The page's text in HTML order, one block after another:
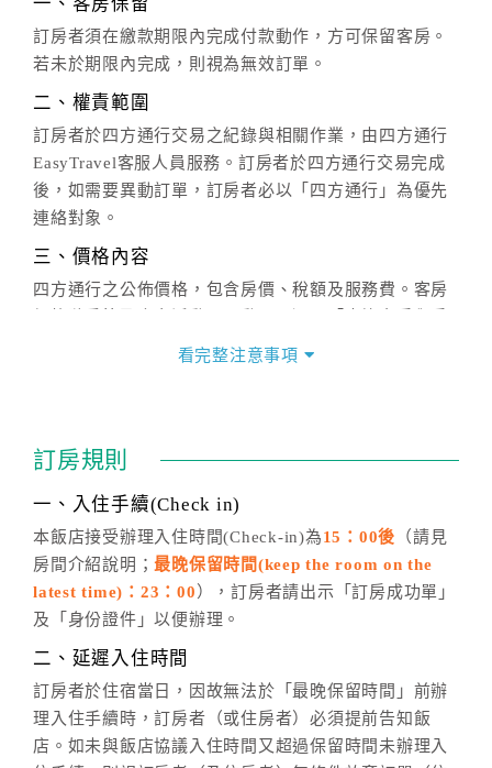
訂房者須在繳款期限內完成付款動作，方可保留客房。
若未於期限內完成，則視為無效訂單。
二、權責範圍
訂房者於四方通行交易之紀錄與相關作業，由四方通行
EasyTravel客服人員服務。訂房者於四方通行交易完成
後，如需要異動訂單，訂房者必以「四方通行」為優先
連絡對象。
三、價格內容
四方通行之公佈價格，包含房價、稅額及服務費。客房
價」之當日價格為標準。
話方式異動訂單。
※非客服時間之申辦異動，皆為次日計算及辦理。
五、客服時間
週一至週日，上午9:00～晚上6:00
六、聯絡方式
(07)9682715 。
看完整注意事項
訂房規則
一、入住手續(Check in)
本飯店接受辦理入住時間(Check-in)為15：00後 （請見
房間介紹說明；最晚保留時間(keep the room on the
latest time)：23：00 ），訂房者請出示「訂房成功單」
及「身份證件」以便辦理。
二、延遲入住時間
訂房者於住宿當日，因故無法於「最晚保留時間」前辦
理入住手續時，訂房者（或住房者）必須提前告知飯
店。如未與飯店協議入住時間又超過保留時間未辦理入